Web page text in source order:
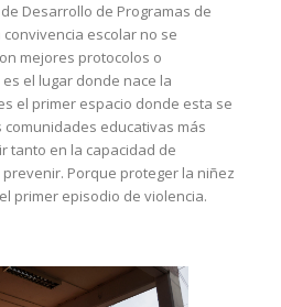
Desarrollo de Programas de
convivencia escolar no se
mejores protocolos o
el lugar donde nace la
el primer espacio donde esta se
comunidades educativas más
tanto en la capacidad de
Porque proteger la niñez
primer episodio de violencia.